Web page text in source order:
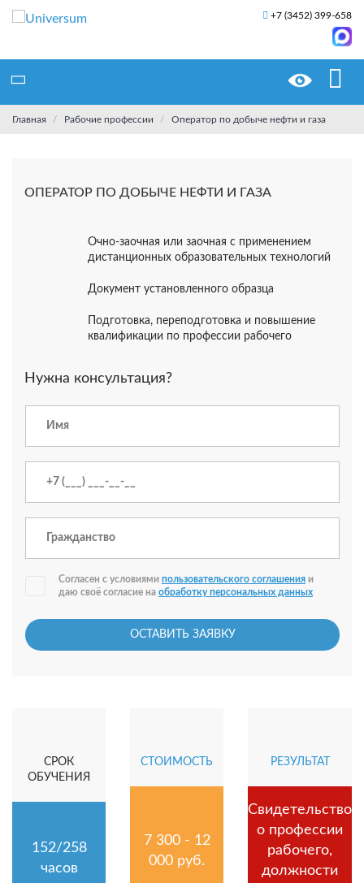
+7 (3452) 399-658
Главная Рабочие профессии Оператор по добыче нефти и газа
ОПЕРАТОР ПО ДОБЫЧЕ НЕФТИ И ГАЗА
Очно-заочная или заочная с применением
дистанционных образовательных технологий
Документ установленного образца
Подготовка, переподготовка и повышение
квалификации по профессии рабочего
Нужна консультация?
Согласен с условиями пользовательского соглашения и
даю своё согласие на обработку персональных данных
ОСТАВИТЬ ЗАЯВКУ
СРОК
ОБУЧЕНИЯ
152/258
часов
СТОИМОСТЬ
7 300 - 12
000 руб.
РЕЗУЛЬТАТ
Свидетельство
о профессии
рабочего,
должности